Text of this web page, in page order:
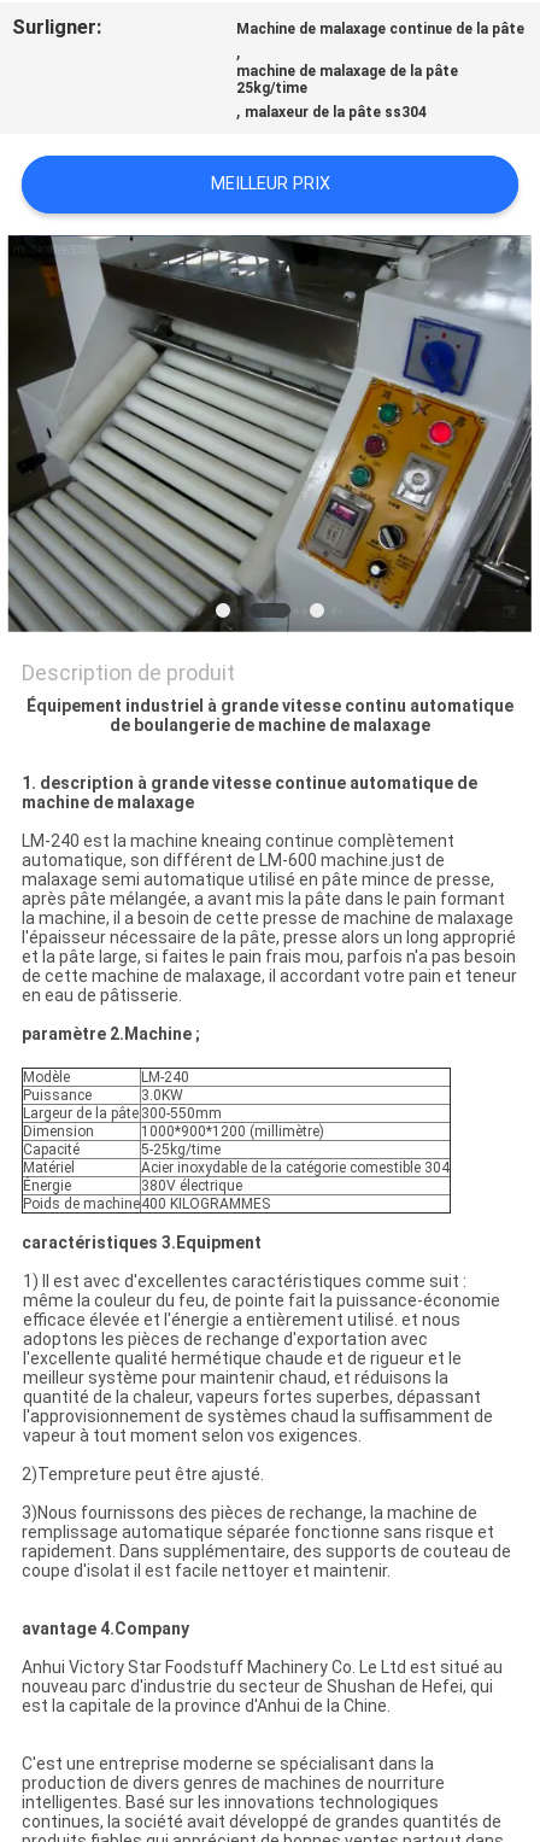
CONTRÔLE
QUALITÉ
NOUS
CONTACTER
NOUVELLES
DEMANDEZ
UN DEVIS
PLAN
DU
SITE
PRIVACY
POLICY
Surligner: Machine de malaxage continue de la pâte
,
machine de malaxage de la pâte
25kg/time
, malaxeur de la pâte ss304
MEILLEUR PRIX
Description de produit
Équipement industriel à grande vitesse continu automatique
de boulangerie de machine de malaxage
1. description à grande vitesse continue automatique de
machine de malaxage
LM-240 est la machine kneaing continue complètement
automatique, son différent de LM-600 machine.just de
malaxage semi automatique utilisé en pâte mince de presse,
après pâte mélangée, a avant mis la pâte dans le pain formant
la machine, il a besoin de cette presse de machine de malaxage
l'épaisseur nécessaire de la pâte, presse alors un long approprié
et la pâte large, si faites le pain frais mou, parfois n'a pas besoin
de cette machine de malaxage, il accordant votre pain et teneur
en eau de pâtisserie.
paramètre 2.Machine ;
Modèle
LM-240
Puissance
3.0KW
Largeur de la pâte 300-550mm
Dimension
1000*900*1200 (millimètre)
Capacité
5-25kg/time
Matériel
Acier inoxydable de la catégorie comestible 304
Énergie
380V électrique
Poids de machine400 KILOGRAMMES
caractéristiques 3.Equipment
1) Il est avec d'excellentes caractéristiques comme suit :
même la couleur du feu, de pointe fait la puissance-économie
efficace élevée et l'énergie a entièrement utilisé. et nous
adoptons les pièces de rechange d'exportation avec
l'excellente qualité hermétique chaude et de rigueur et le
meilleur système pour maintenir chaud, et réduisons la
quantité de la chaleur, vapeurs fortes superbes, dépassant
l'approvisionnement de systèmes chaud la suffisamment de
vapeur à tout moment selon vos exigences.
2)Tempreture peut être ajusté.
3)Nous fournissons des pièces de rechange, la machine de
remplissage automatique séparée fonctionne sans risque et
rapidement. Dans supplémentaire, des supports de couteau de
coupe d'isolat il est facile nettoyer et maintenir.
avantage 4.Company
Anhui Victory Star Foodstuff Machinery Co. Le Ltd est situé au
nouveau parc d'industrie du secteur de Shushan de Hefei, qui
est la capitale de la province d'Anhui de la Chine.
C'est une entreprise moderne se spécialisant dans la
production de divers genres de machines de nourriture
intelligentes. Basé sur les innovations technologiques
continues, la société avait développé de grandes quantités de